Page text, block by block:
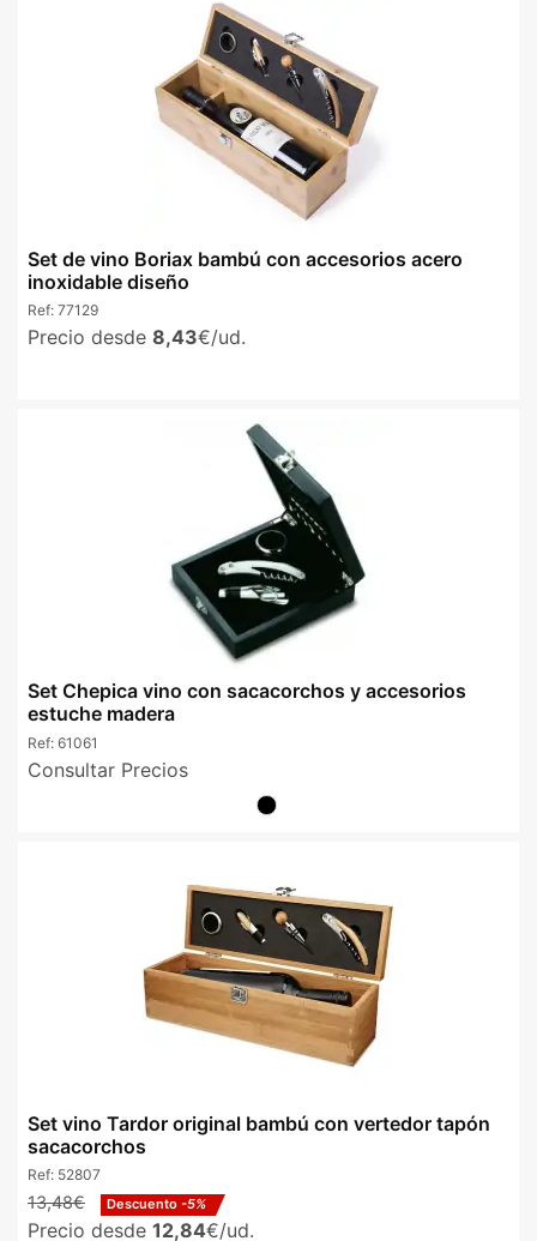
Set de vino Boriax bambú con accesorios acero
inoxidable diseño
Ref: 77129
Precio desde 8,43€/ud.
Set Chepica vino con sacacorchos y accesorios
estuche madera
Ref: 61061
Consultar Precios
Set vino Tardor original bambú con vertedor tapón
sacacorchos
Ref: 52807
13,48€ Descuento -5%
Precio desde 12,84€/ud.